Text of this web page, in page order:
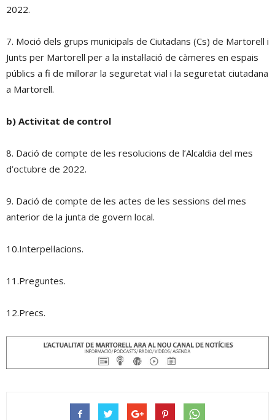
2022.
7. Moció dels grups municipals de Ciutadans (Cs) de Martorell i
Junts per Martorell per a la instal·lació de càmeres en espais
públics a fi de millorar la seguretat vial i la seguretat ciutadana
a Martorell.
b) Activitat de control
8. Dació de compte de les resolucions de l’Alcaldia del mes
d’octubre de 2022.
9. Dació de compte de les actes de les sessions del mes
anterior de la junta de govern local.
10.Interpel·lacions.
11.Preguntes.
12.Precs.